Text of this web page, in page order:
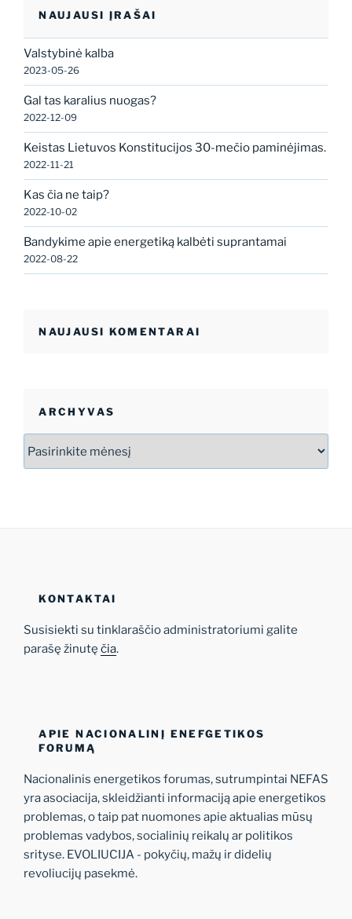
NAUJAUSI ĮRAŠAI
Valstybinė kalba
2023-05-26
Gal tas karalius nuogas?
2022-12-09
Keistas Lietuvos Konstitucijos 30-mečio paminėjimas.
2022-11-21
Kas čia ne taip?
2022-10-02
Bandykime apie energetiką kalbėti suprantamai
2022-08-22
NAUJAUSI KOMENTARAI
ARCHYVAS
KONTAKTAI
Susisiekti su tinklaraščio administratoriumi galite
parašę žinutę čia.
APIE NACIONALINĮ ENEFGETIKOS
FORUMĄ
Nacionalinis energetikos forumas, sutrumpintai NEFAS
yra asociacija, skleidžianti informaciją apie energetikos
problemas, o taip pat nuomones apie aktualias mūsų
problemas vadybos, socialinių reikalų ar politikos
srityse. EVOLIUCIJA - pokyčių, mažų ir didelių
revoliucijų pasekmė.